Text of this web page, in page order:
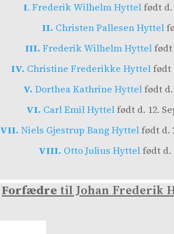
I. Frederik Wilhelm Hyttelfødt d.
II. Christen Pallesen Hyttel
III. Frederik Wilhelm Hyttelfødt
IV. Christine Frederikke Hyttelfødt
V. Dorthea Kathrine Hyttelfødt d.
VI. Carl Emil Hyttelfødt d. 12.
VII. Niels Gjestrup Bang Hyttelfødt d.
VIII. Otto Julius Hyttelfødt d.
Forfædre til Johan Frederik